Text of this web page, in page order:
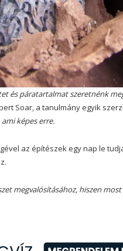
és páratartalmat szeretnénk
Soar, a tanulmány egyik
képes erre.
az építészek egy nap le
megvalósításához, hiszen